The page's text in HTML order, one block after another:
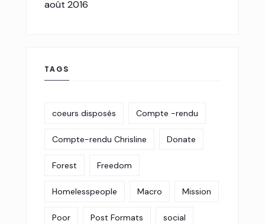
août 2016
TAGS
coeurs disposés Compte -rendu
Compte-rendu Chrisline Donate
Forest Freedom
Homelesspeople Macro Mission
Poor Post Formats social